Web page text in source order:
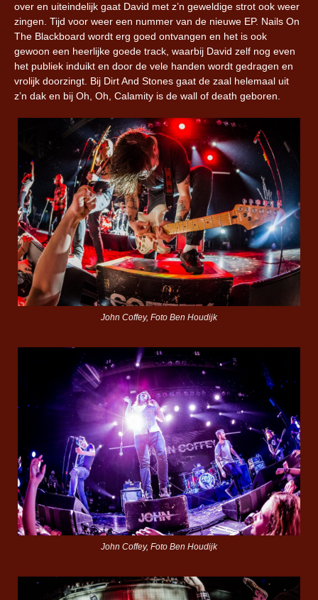
over en uiteindelijk gaat David met z’n geweldige strot ook weer
zingen. Tijd voor weer een nummer van de nieuwe EP. Nails On
The Blackboard wordt erg goed ontvangen en het is ook
gewoon een heerlijke goede track, waarbij David zelf nog even
het publiek induikt en door de vele handen wordt gedragen en
vrolijk doorzingt. Bij Dirt And Stones gaat de zaal helemaal uit
z’n dak en bij Oh, Oh, Calamity is de wall of death geboren.
John Coffey, Foto Ben Houdijk
John Coffey, Foto Ben Houdijk